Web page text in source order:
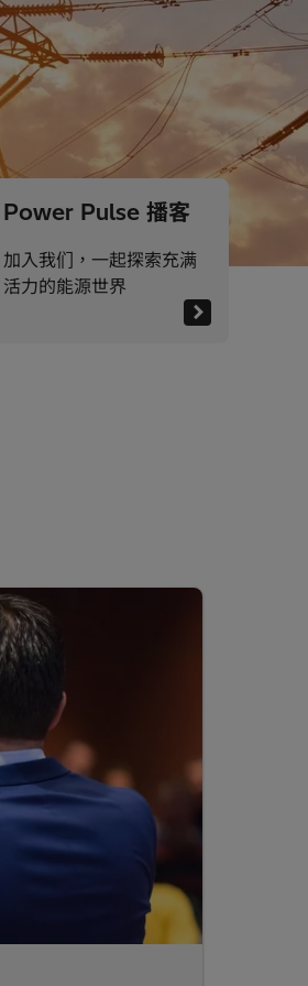
Power Pulse 播客
加入我们，一起探索充满
活力的能源世界